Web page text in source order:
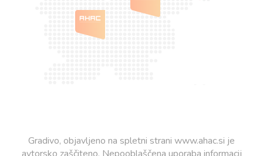
Gradivo, objavljeno na spletni strani www.ahac.si je